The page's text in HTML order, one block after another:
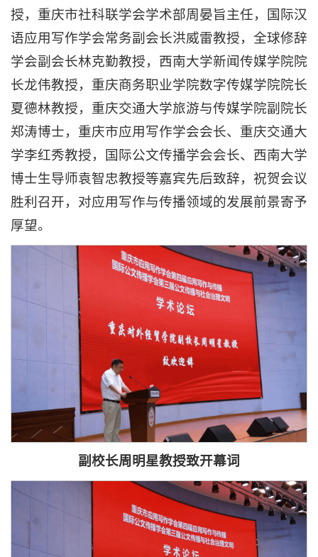
授，重庆市社科联学会学术部周晏旨主任，国际汉
语应用写作学会常务副会长洪威雷教授，全球修辞
学会副会长林克勤教授，西南大学新闻传媒学院院
长龙伟教授，重庆商务职业学院数字传媒学院院长
夏德林教授，重庆交通大学旅游与传媒学院副院长
郑涛博士，重庆市应用写作学会会长、重庆交通大
学李红秀教授，国际公文传播学会会长、西南大学
博士生导师袁智忠教授等嘉宾先后致辞，祝贺会议
胜利召开，对应用写作与传播领域的发展前景寄予
厚望。
副校长周明星教授致开幕词